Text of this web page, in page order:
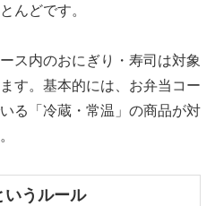
んどです。
ース内のおにぎり・寿司は対象
す。基本的には、お弁当コー
る「冷蔵・常温」の商品が対
いうルール